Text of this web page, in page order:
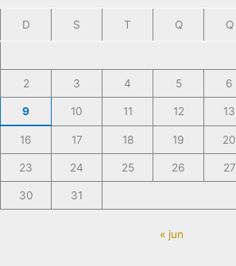
D S T Q Q
2 3 4 5 6
9 10 11 12 13
16 17 18 19 20
23 24 25 26 27
30 31
« jun